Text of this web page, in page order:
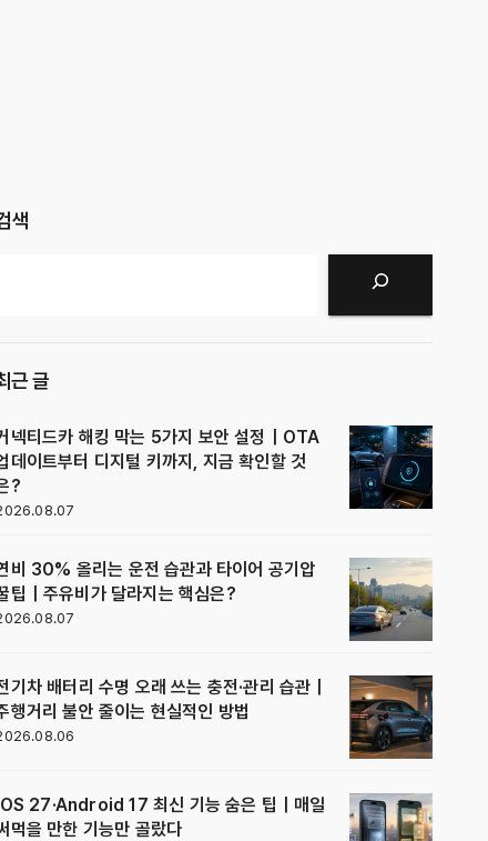
색
근 글
넥티드카 해킹 막는 5가지 보안 설정｜OTA
데이트부터 디지털 키까지, 지금 확인할 것
?
비 30% 올리는 운전 습관과 타이어 공기압
팁｜주유비가 달라지는 핵심은?
기차 배터리 수명 오래 쓰는 충전·관리 습관｜
행거리 불안 줄이는 현실적인 방법
27·Android 17 최신 기능 숨은 팁｜매일
먹을 만한 기능만 골랐다